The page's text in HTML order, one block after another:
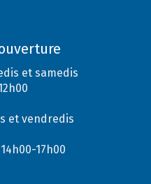
et samedis
et vendredis
17h00